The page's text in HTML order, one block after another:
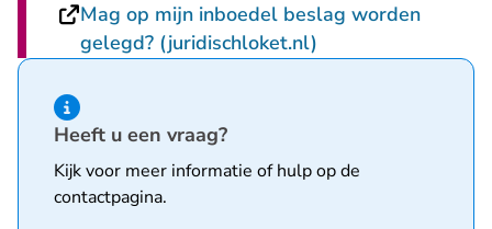
Mag op mijn inboedel beslag worden
gelegd? (juridischloket.nl)
Hint van type informatie
Heeft u een vraag?
Kijk voor meer informatie of hulp op de
contactpagina.